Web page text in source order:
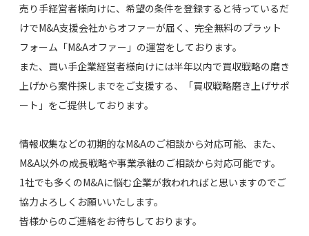
売り手経営者様向けに、希望の条件を登録すると待っているだ
けでM&A支援会社からオファーが届く、完全無料のプラット
フォーム「M&Aオファー」の運営をしております。
また、買い手企業経営者様向けには半年以内で買収戦略の磨き
上げから案件探しまでをご支援する、「買収戦略磨き上げサポ
ート」をご提供しております。
情報収集などの初期的なM&Aのご相談から対応可能、また、
M&A以外の成長戦略や事業承継のご相談から対応可能です。
1社でも多くのM&Aに悩む企業が救われればと思いますのでご
協力よろしくお願いいたします。
皆様からのご連絡をお待ちしております。